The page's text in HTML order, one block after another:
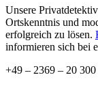
Unsere
Ortskenntnis und
erfolgreich zu lösen.
informieren sich bei
+49 – 2369 – 20 300